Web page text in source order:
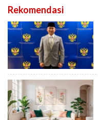
Rekomendasi